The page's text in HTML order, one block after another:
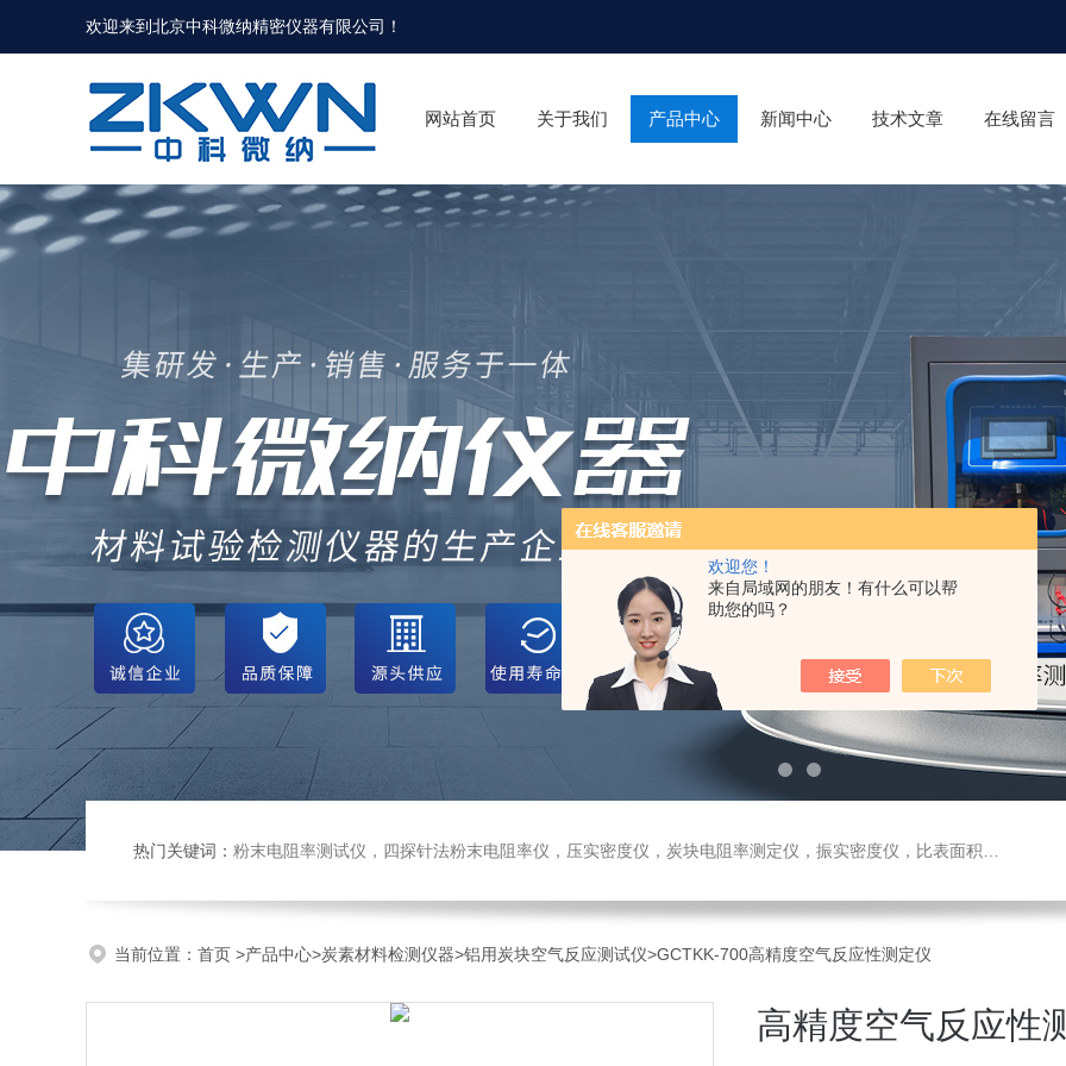
欢迎您！
来自局域网的朋友！有什么可以帮
助您的吗？
欢迎来到北京中科微纳精密仪器有限公司！
网站首页 关于我们 产品中心 新闻中心 技术文章 在线留言
热门关键词： 粉末电阻率测试仪，四探针法粉末电阻率仪，压实密度仪，炭块电阻率测定仪，振实密度仪，比表面积测试仪，真密度仪，炭块热膨胀仪，炭块透气率仪，炭块二氧化碳反应测定仪
当前位置： 首页 >产品中心>炭素材料检测仪器>铝用炭块空气反应测试仪>GCTKK-700高精度空气反应性测定仪
高精度空气反应性